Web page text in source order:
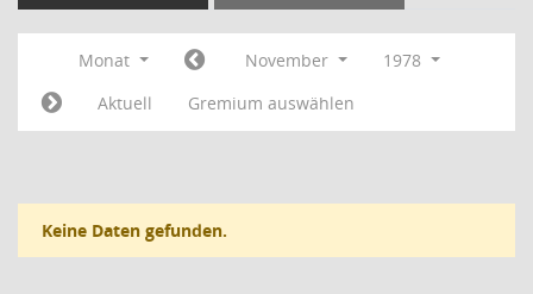
Monat November
1978
Aktuell
Gremium auswählen
Keine Daten gefunden.